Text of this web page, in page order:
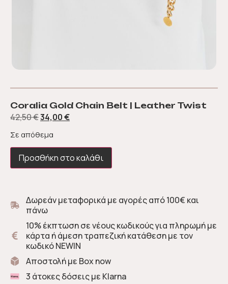
Coralia Gold Chain Belt | Leather Twist
42,50€34,00€
Σε απόθεμα
Προσθήκη στο καλάθι
Δωρεάν μεταφορικά με αγορές από 100€ και
πάνω
10% έκπτωση σε νέους κωδικούς για πληρωμή με
κάρτα ή άμεση τραπεζική κατάθεση με τον
κωδικό NEWIN
Αποστολή με Box now
3 άτοκες δόσεις με Klarna